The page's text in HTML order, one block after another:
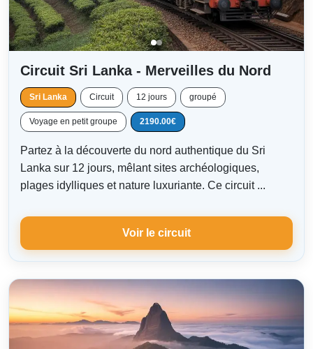
Circuit Sri Lanka - Merveilles du Nord
Sri Lanka Circuit 12 jours groupé
Voyage en petit groupe 2190.00€
Partez à la découverte du nord authentique du Sri
Lanka sur 12 jours, mêlant sites archéologiques,
plages idylliques et nature luxuriante. Ce circuit ...
Voir le circuit